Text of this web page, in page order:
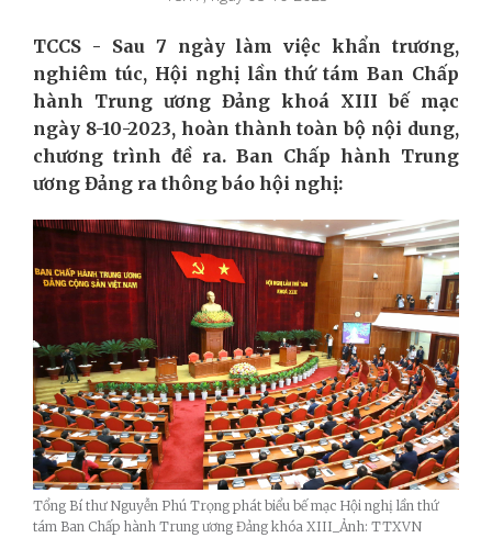
TCCS - Sau 7 ngày làm việc khẩn trương,
nghiêm túc, Hội nghị lần thứ tám Ban Chấp
hành Trung ương Đảng khoá XIII bế mạc
ngày 8-10-2023, hoàn thành toàn bộ nội dung,
chương trình đề ra. Ban Chấp hành Trung
ương Đảng ra thông báo hội nghị:
Tổng Bí thư Nguyễn Phú Trọng phát biểu bế mạc Hội nghị lần thứ
tám Ban Chấp hành Trung ương Đảng khóa XIII_Ảnh: TTXVN